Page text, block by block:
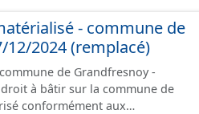
- commune de
2024 (remplacé)
de Grandfresnoy -
conformément aux